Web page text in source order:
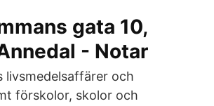
gata 10,
- Notar
livsmedelsaffärer och
förskolor, skolor och